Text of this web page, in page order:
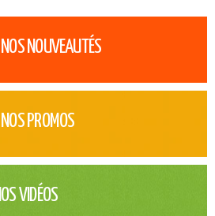
NOUVEAUTÉS
PROMOS
VIDÉOS